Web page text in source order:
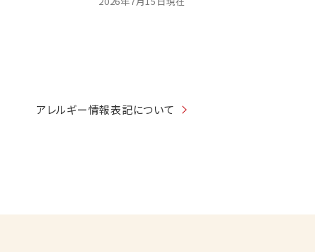
アレルギー情報表記について